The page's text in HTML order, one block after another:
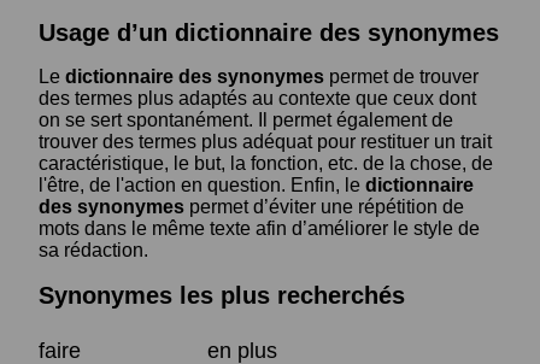
Usage d’un dictionnaire des synonymes
Le dictionnaire des synonymes permet de trouver
des termes plus adaptés au contexte que ceux dont
on se sert spontanément. Il permet également de
trouver des termes plus adéquat pour restituer un trait
caractéristique, le but, la fonction, etc. de la chose, de
l'être, de l'action en question. Enfin, le dictionnaire
des synonymes permet d’éviter une répétition de
mots dans le même texte afin d’améliorer le style de
sa rédaction.
Synonymes les plus recherchés
faire
en plus